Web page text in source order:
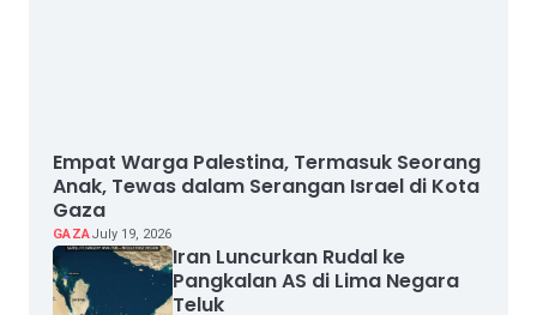
Empat Warga Palestina, Termasuk Seorang
Anak, Tewas dalam Serangan Israel di Kota
Gaza
GAZAJuly 19, 2026
Iran Luncurkan Rudal ke
Pangkalan AS di Lima Negara
Teluk